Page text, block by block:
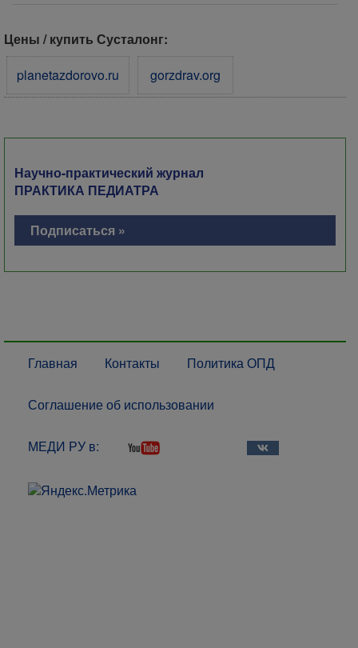
Цены / купить Сусталонг:
planetazdorovo.ru
gorzdrav.org
Научно-практический журнал
ПРАКТИКА ПЕДИАТРА
Подписаться »
Главная Контакты Политика ОПД
Соглашение об использовании
МЕДИ РУ в: